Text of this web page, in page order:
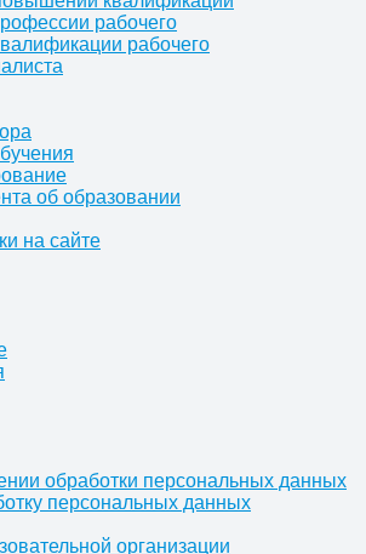
рабочего
рабочего
об образовании
на сайте
обработки персональных данных
персональных данных
организации